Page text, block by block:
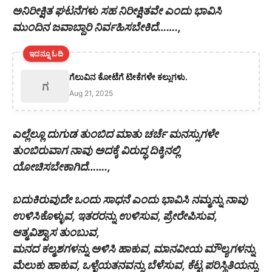
ಅನಿರೀಕ್ಷಿತ ಘಟನೆಗಳು ಸಹ ನಿರೀಕ್ಷಿತವೇ ಎಂದು ಭಾವಿಸಿ
ಮುಂದಿನ ಜವಾಬ್ದಾರಿ ನಿರ್ವಹಿಸಬೇಕಿದೆ…….,
ಇದನ್ನೂ ಓದಿ
ಗ
ಗೆಲುವಿನ ಕೋಟೆಗೆ ಟೀಕೆಗಳೇ ಕಲ್ಲುಗಳು.
Aug 21, 2025
ಎಲ್ಲೆಲ್ಲೂ ದುಗುಡ ತುಂಬಿದ ಮಾತು ಚರ್ಚೆ ಮನಸ್ಸುಗಳೇ
ತುಂಬಿರುವಾಗ ನಾವು ಅದಕ್ಕೆ ವಿರುದ್ಧ ದಿಕ್ಕಿನಲ್ಲಿ
ಯೋಚಿಸಬೇಕಾಗಿದೆ…….,
ಬದುಕಿರುವುದೇ ಒಂದು ಸಾಧನೆ ಎಂದು ಭಾವಿಸಿ ನಮ್ಮನ್ನು ನಾವು
ಉಳಿಸಿಕೊಳ್ಳುವ, ಇತರರನ್ನು ಉಳಿಸುವ, ಪ್ರೇರೇಪಿಸುವ,
ಆತ್ಮವಿಶ್ವಾಸ ತುಂಬುವ,
ಮನದ ಕಲ್ಮಶಗಳನ್ನು ಅಳಿಸಿ ಹಾಕುವ, ಮಾನವೀಯ ಮೌಲ್ಯಗಳನ್ನು
ಮೆಲುಕು ಹಾಕುವ, ಒಳ್ಳೆಯತನವನ್ನು ಬೆಳೆಸುವ, ಕೆಟ್ಟ ಪರಿಸ್ಥಿತಿಯನ್ನು